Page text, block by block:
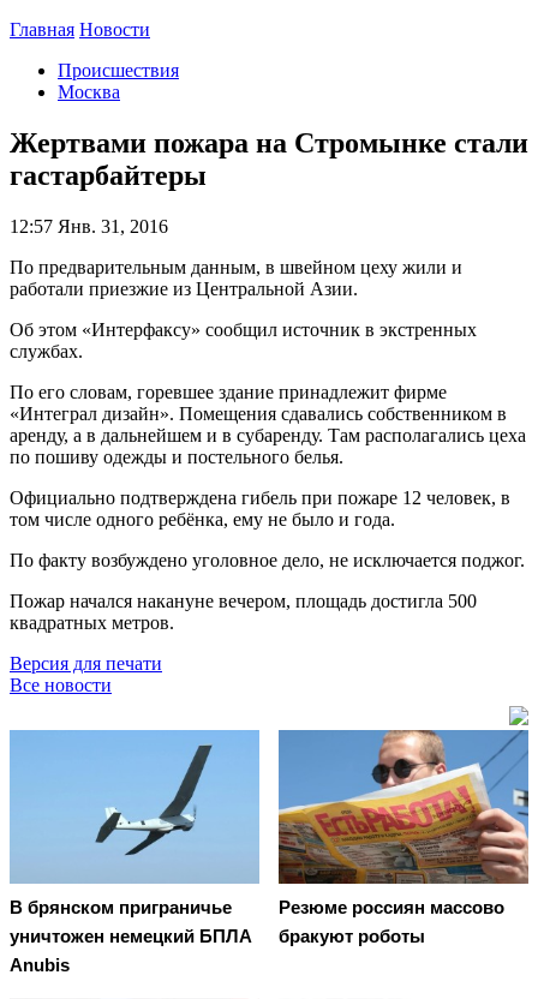
Главная Новости
Происшествия
Москва
Жертвами пожара на Стромынке стали
гастарбайтеры
12:57 Янв. 31, 2016
По предварительным данным, в швейном цеху жили и
работали приезжие из Центральной Азии.
Об этом «Интерфаксу» сообщил источник в экстренных
службах.
По его словам, горевшее здание принадлежит фирме
«Интеграл дизайн». Помещения сдавались собственником в
аренду, а в дальнейшем и в субаренду. Там располагались цеха
по пошиву одежды и постельного белья.
Официально подтверждена гибель при пожаре 12 человек, в
том числе одного ребёнка, ему не было и года.
По факту возбуждено уголовное дело, не исключается поджог.
Пожар начался накануне вечером, площадь достигла 500
квадратных метров.
Версия для печати
Все новости
В брянском приграничье
уничтожен немецкий БПЛА
Anubis
Резюме россиян массово
бракуют роботы